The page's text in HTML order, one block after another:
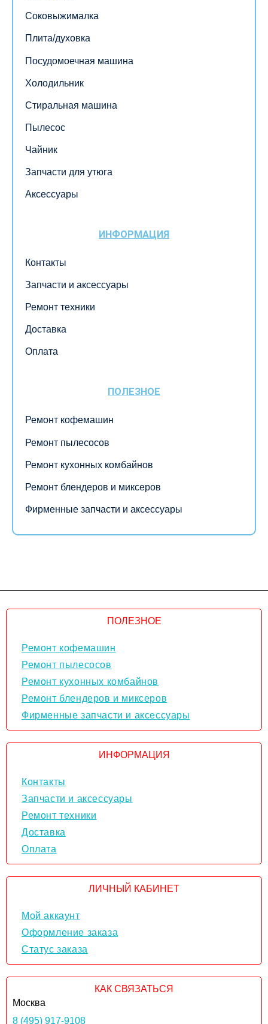
Соковыжималка
Плита/духовка
Посудомоечная машина
Холодильник
Стиральная машина
Пылесос
Чайник
Запчасти для утюга
Аксессуары
ИНФОРМАЦИЯ
Контакты
Запчасти и аксессуары
Ремонт техники
Доставка
Оплата
ПОЛЕЗНОЕ
Ремонт кофемашин
Ремонт пылесосов
Ремонт кухонных комбайнов
Ремонт блендеров и миксеров
Фирменные запчасти и аксессуары
ПОЛЕЗНОЕ
Ремонт кофемашин
Ремонт пылесосов
Ремонт кухонных комбайнов
Ремонт блендеров и миксеров
Фирменные запчасти и аксессуары
ИНФОРМАЦИЯ
Контакты
Запчасти и аксессуары
Ремонт техники
Доставка
Оплата
ЛИЧНЫЙ КАБИНЕТ
Мой аккаунт
Оформление заказа
Статус заказа
КАК СВЯЗАТЬСЯ
Москва
8 (495) 917-9108